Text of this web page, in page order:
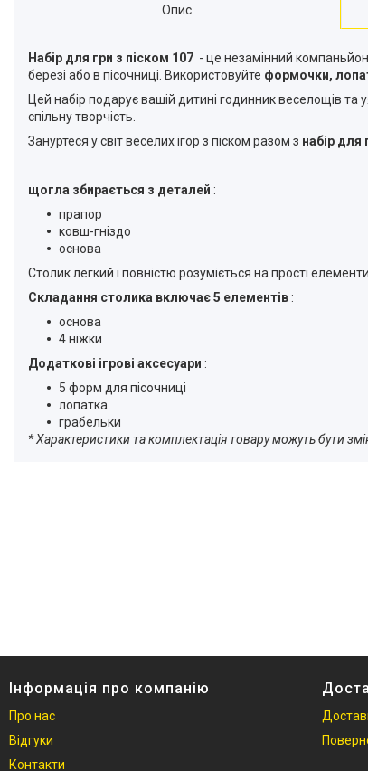
Опис
Набір для гри з піском 107 - це незамінний
березі або в пісочниці. Використовуйте формочки,
Цей набір подарує вашій дитині годинник веселощів
спільну творчість.
Зануртеся у світ веселих ігор з піском разом з набір для
щогла збирається з деталей :
прапор
ковш-гніздо
основа
Столик легкий і повністю розуміється на прості
Складання столика включає 5 елементів :
основа
4 ніжки
Додаткові ігрові аксесуари :
5 форм для пісочниці
лопатка
грабельки
* Характеристики та комплектація товару можуть бути
Інформація про компанію
Про нас
Відгуки
Контакти